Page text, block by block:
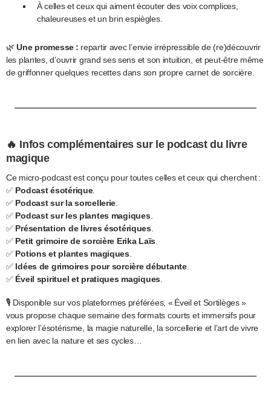
À celles et ceux qui aiment écouter des voix complices,
chaleureuses et un brin espiègles.
🌿Une promesse : repartir avec l’envie irrépressible de (re)découvrir
les plantes, d’ouvrir grand ses sens et son intuition, et peut-être même
de griffonner quelques recettes dans son propre carnet de sorcière.
🔥 Infos complémentaires sur le podcast du livre
magique
Ce micro-podcast est conçu pour toutes celles et ceux qui cherchent :
✅ Podcast ésotérique.
✅ Podcast sur la sorcellerie
✅ Podcast sur les plantes magiques.
✅ Présentation de livres ésotériques.
✅ Petit grimoire de sorcière Erika Laïs
✅ Potions et plantes magiques.
✅ Idées de grimoires pour sorcière débutante.
✅ Éveil spirituel et pratiques magiques
🎙️ Disponible sur vos plateformes préférées, « Éveil et Sortilèges »
vous propose chaque semaine des formats courts et immersifs pour
explorer l’ésotérisme, la magie naturelle, la sorcellerie et l’art de vivre
en lien avec la nature et ses cycles…